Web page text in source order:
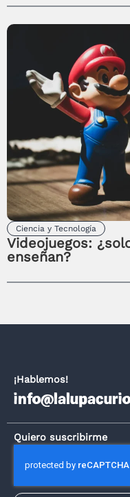
Ciencia y Tecnología
Videojuegos:
enseñan?
¡Hablemos!
Quiero suscribirme